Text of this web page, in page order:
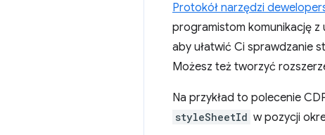
Protokół narzędzi
programistom komunikację z
aby ułatwić Ci sprawdzanie
Możesz też tworzyć
Na przykład to polecenie
styleSheetId w pozycji